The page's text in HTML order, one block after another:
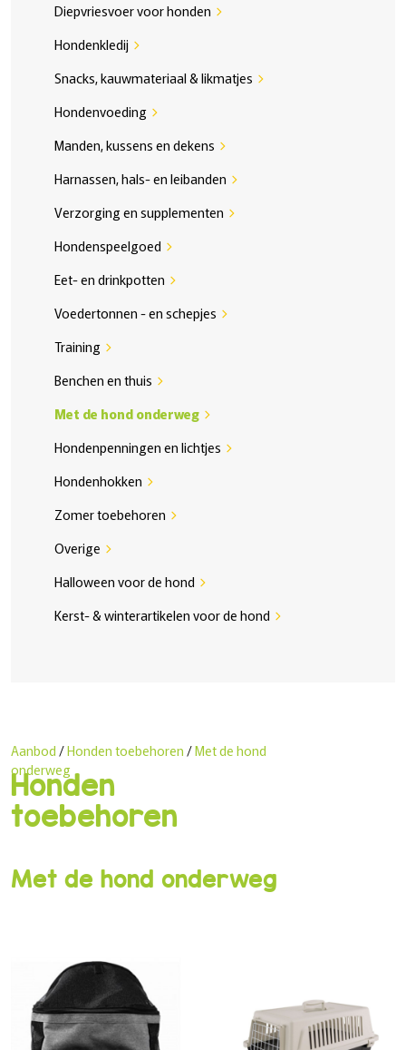
Diepvriesvoer voor honden chevron_right
Hondenkledij chevron_right
Snacks, kauwmateriaal & likmatjes chevron_right
Hondenvoeding chevron_right
Manden, kussens en dekens chevron_right
Harnassen, hals- en leibanden chevron_right
Verzorging en supplementen chevron_right
Hondenspeelgoed chevron_right
Eet- en drinkpotten chevron_right
Voedertonnen - en schepjes chevron_right
Training chevron_right
Benchen en thuis chevron_right
Met de hond onderweg chevron_right
Hondenpenningen en lichtjes chevron_right
Hondenhokken chevron_right
Zomer toebehoren chevron_right
Overige chevron_right
Halloween voor de hond chevron_right
Kerst- & winterartikelen voor de hond chevron_right
Honden
toebehoren
Aanbod/Honden toebehoren/Met de hond
onderweg
Met de hond onderweg